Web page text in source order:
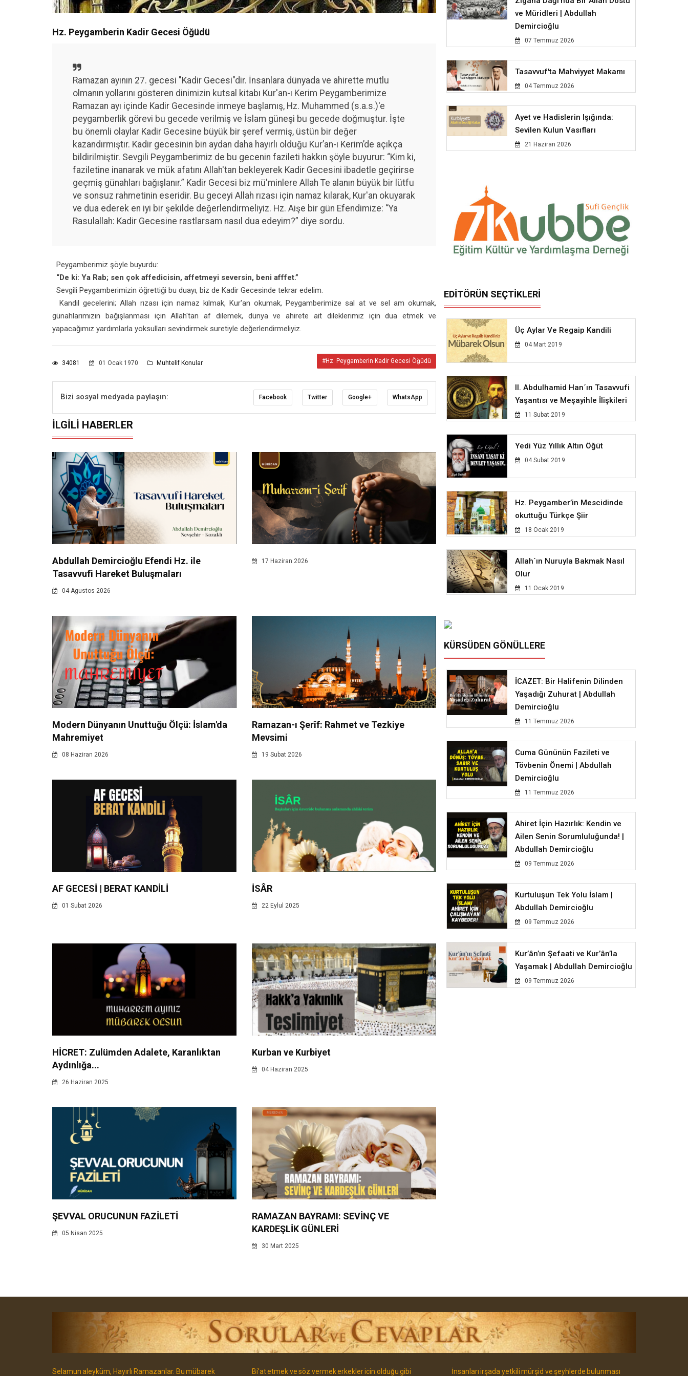
Hz. Peygamberin Kadir Gecesi Öğüdü
Ramazan ayının 27. gecesi "Kadir Gecesi"dir. İnsanlara dünyada ve ahirette mutlu
olmanın yollarını gösteren dinimizin kutsal kitabı Kur'an-ı Kerim Peygamberimize
Ramazan ayı içinde Kadir Gecesinde inmeye başlamış, Hz. Muhammed (s.a.s.)'e
peygamberlik görevi bu gecede verilmiş ve İslam güneşi bu gecede doğmuştur. İşte
bu önemli olaylar Kadir Gecesine büyük bir şeref vermiş, üstün bir değer
kazandırmıştır. Kadir gecesinin bin aydan daha hayırlı olduğu Kur’an-ı Kerim’de açıkça
bildirilmiştir. Sevgili Peygamberimiz de bu gecenin fazileti hakkın şöyle buyurur: “Kim ki,
faziletine inanarak ve mük afatını Allah'tan bekleyerek Kadir Gecesini ibadetle geçirirse
geçmiş günahları bağışlanır.” Kadir Gecesi biz mü'minlere Allah Te alanın büyük bir lütfu
ve sonsuz rahmetinin eseridir. Bu geceyi Allah rızası için namaz kılarak, Kur'an okuyarak
ve dua ederek en iyi bir şekilde değerlendirmeliyiz. Hz. Aişe bir gün Efendimize: “Ya
Rasulallah: Kadir Gecesine rastlarsam nasıl dua edeyim?” diye sordu.
Peygamberimiz şöyle buyurdu:
“De ki: Ya Rab; sen çok affedicisin, affetmeyi seversin, beni afffet.”
Sevgili Peygamberimizin öğrettiği bu duayı, biz de Kadir Gecesinde tekrar edelim.
Kandil gecelerini; Allah rızası için namaz kılmak, Kur'an okumak, Peygamberimize sal at ve sel am okumak,
günahlarımızın bağışlanması için Allah'tan af dilemek, dünya ve ahirete ait dileklerimiz için dua etmek ve
yapacağımız yardımlarla yoksulları sevindirmek suretiyle değerlendirmeliyiz.
34081 01 Ocak 1970 Muhtelif Konular #Hz. Peygamberin Kadir Gecesi Öğüdü
Bizi sosyal medyada paylaşın: Facebook Twitter Google+ WhatsApp
İLGILI HABERLER
Abdullah Demircioğlu Efendi Hz. ile
Tasavvufi Hareket Buluşmaları
04 Agustos 2026
17 Haziran 2026
Modern Dünyanın Unuttuğu Ölçü: İslam'da
Mahremiyet
08 Haziran 2026
Ramazan-ı Şerîf: Rahmet ve Tezkiye
Mevsimi
19 Subat 2026
AF GECESİ | BERAT KANDİLİ
01 Subat 2026
İSÂR
22 Eylul 2025
HİCRET: Zulümden Adalete, Karanlıktan
Aydınlığa...
26 Haziran 2025
Kurban ve Kurbiyet
04 Haziran 2025
ŞEVVAL ORUCUNUN FAZİLETİ
05 Nisan 2025
RAMAZAN BAYRAMI: SEVİNÇ VE
KARDEŞLİK GÜNLERİ
30 Mart 2025
ve Müridleri | Abdullah
Demircioğlu
07 Temmuz 2026
Tasavvuf'ta Mahviyyet Makamı
04 Temmuz 2026
Ayet ve Hadislerin Işığında:
Sevilen Kulun Vasıfları
21 Haziran 2026
EDİTÖRÜN SEÇTİKLERİ
Üç Aylar Ve Regaip Kandili
04 Mart 2019
II. Abdulhamid Han´ın Tasavvufi
Yaşantısı ve Meşayihle İlişkileri
11 Subat 2019
Yedi Yüz Yıllık Altın Öğüt
04 Subat 2019
Hz. Peygamber’in Mescidinde
okuttuğu Türkçe Şiir
18 Ocak 2019
Allah´ın Nuruyla Bakmak Nasıl
Olur
11 Ocak 2019
KÜRSÜDEN GÖNÜLLERE
İCAZET: Bir Halifenin Dilinden
Yaşadığı Zuhurat | Abdullah
Demircioğlu
11 Temmuz 2026
Cuma Gününün Fazileti ve
Tövbenin Önemi | Abdullah
Demircioğlu
11 Temmuz 2026
Ahiret İçin Hazırlık: Kendin ve
Ailen Senin Sorumluluğunda! |
Abdullah Demircioğlu
09 Temmuz 2026
Kurtuluşun Tek Yolu İslam |
Abdullah Demircioğlu
09 Temmuz 2026
Kur’ân’ın Şefaati ve Kur’ân’la
Yaşamak | Abdullah Demircioğlu
09 Temmuz 2026
Selamun aleyküm, Hayırlı Ramazanlar. Bu mübarek Bi'at etmek ve söz vermek erkekler icin olduğu gibi İnsanları irşada yetkili mürşid ve şeyhlerde bulunması